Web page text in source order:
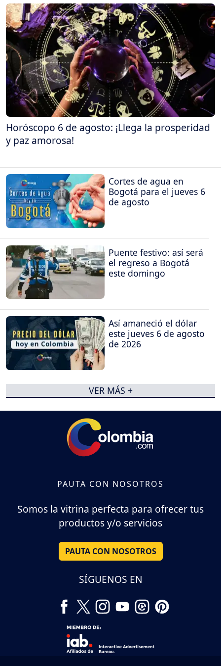
Horóscopo 6 de agosto: ¡Llega la prosperidad
y paz amorosa!
Cortes de agua en
Bogotá para el jueves 6
de agosto
Puente festivo: así será
el regreso a Bogotá
este domingo
Así amaneció el dólar
este jueves 6 de agosto
de 2026
VER MÁS +
PAUTA CON NOSOTROS
Somos la vitrina perfecta para ofrecer tus
productos y/o servicios
PAUTA CON NOSOTROS
SÍGUENOS EN